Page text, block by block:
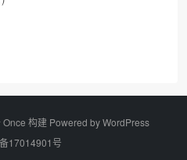
构建 Powered byWordPress
17014901号